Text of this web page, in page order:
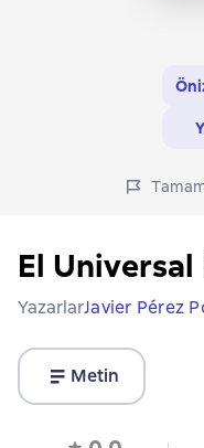
El
YazarlarJavier Pérez
Metin